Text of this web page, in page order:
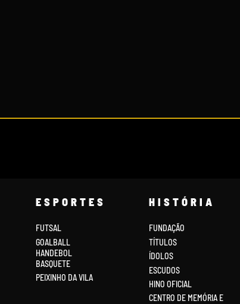
ESPORTES
FUTSAL
GOALBALL
HANDEBOL
BASQUETE
PEIXINHO DA VILA
HISTÓRIA
FUNDAÇÃO
TÍTULOS
ÍDOLOS
ESCUDOS
HINO OFICIAL
CENTRO DE MEMÓRIA E